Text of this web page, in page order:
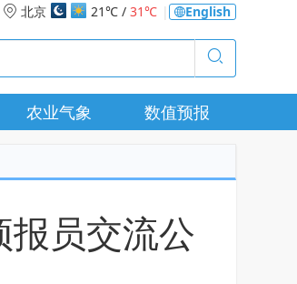
北京 21℃ / 31℃ English
农业气象 数值预报
员交流公